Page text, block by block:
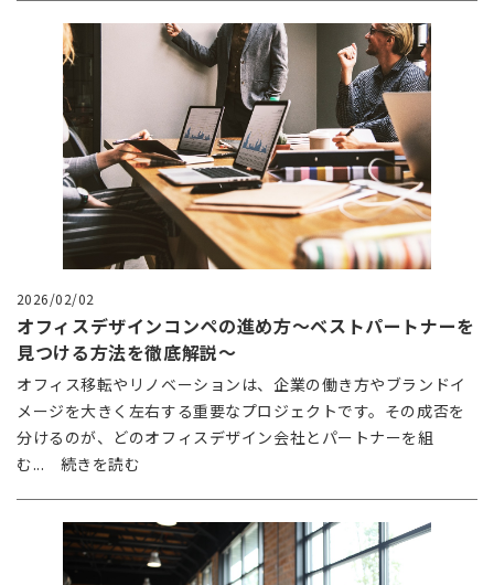
2026/02/02
オフィスデザインコンペの進め方～ベストパートナーを
見つける方法を徹底解説～
オフィス移転やリノベーションは、企業の働き方やブランドイ
メージを大きく左右する重要なプロジェクトです。その成否を
分けるのが、どのオフィスデザイン会社とパートナーを組
む... 続きを読む